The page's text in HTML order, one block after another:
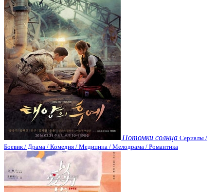
Потомки солнца Сериалы /
Боевик / Драма / Комедия / Медицина / Мелодрама / Романтика